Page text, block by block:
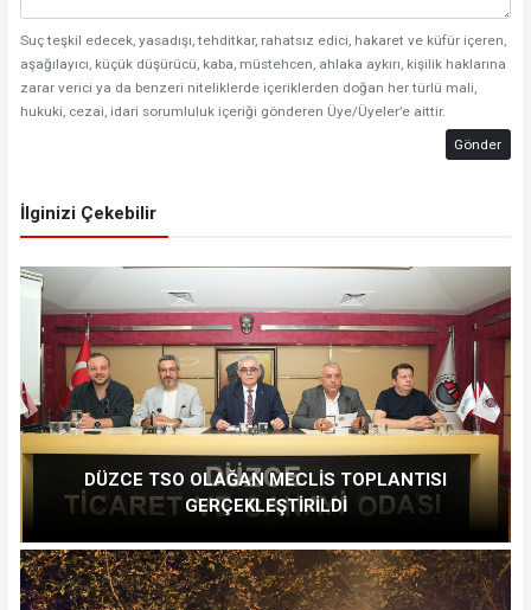
Suç teşkil edecek, yasadışı, tehditkar, rahatsız edici, hakaret ve küfür içeren,
aşağılayıcı, küçük düşürücü, kaba, müstehcen, ahlaka aykırı, kişilik haklarına
zarar verici ya da benzeri niteliklerde içeriklerden doğan her türlü mali,
hukuki, cezai, idari sorumluluk içeriği gönderen Üye/Üyeler’e aittir.
Gönder
İlginizi Çekebilir
DÜZCE TSO OLAĞAN MECLİS TOPLANTISI
GERÇEKLEŞTİRİLDİ